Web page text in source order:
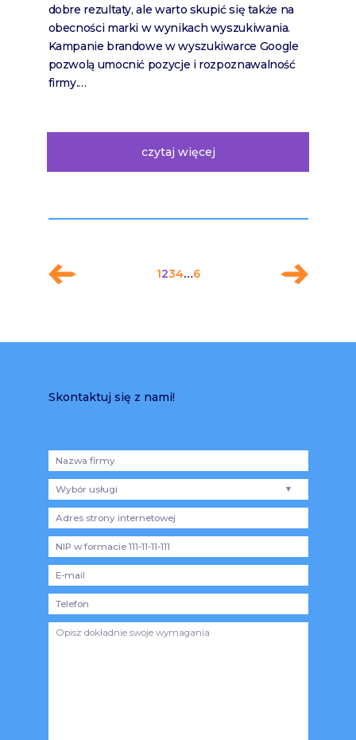
dobre rezultaty, ale warto skupić się także na
obecności marki w wynikach wyszukiwania.
Kampanie brandowe w wyszukiwarce Google
pozwolą umocnić pozycje i rozpoznawalność
firmy.…
czytaj więcej
1234…6
Skontaktuj się z nami!